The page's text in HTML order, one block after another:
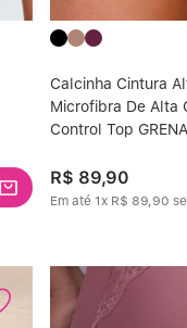
Calcinha Cintura
Microfibra De Alta
Control Top
R$ 89,90
Em até 1x R$ 89,90